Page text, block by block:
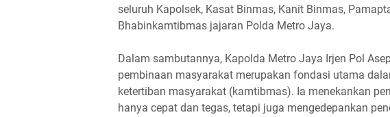
seluruh Kapolsek, Kasat Binmas, Kanit Binmas,
Bhabinkamtibmas jajaran Polda Metro Jaya.
Dalam sambutannya, Kapolda Metro Jaya Irjen Pol
pembinaan masyarakat merupakan fondasi utama
ketertiban masyarakat (kamtibmas). Ia menekankan
hanya cepat dan tegas, tetapi juga mengedepankan